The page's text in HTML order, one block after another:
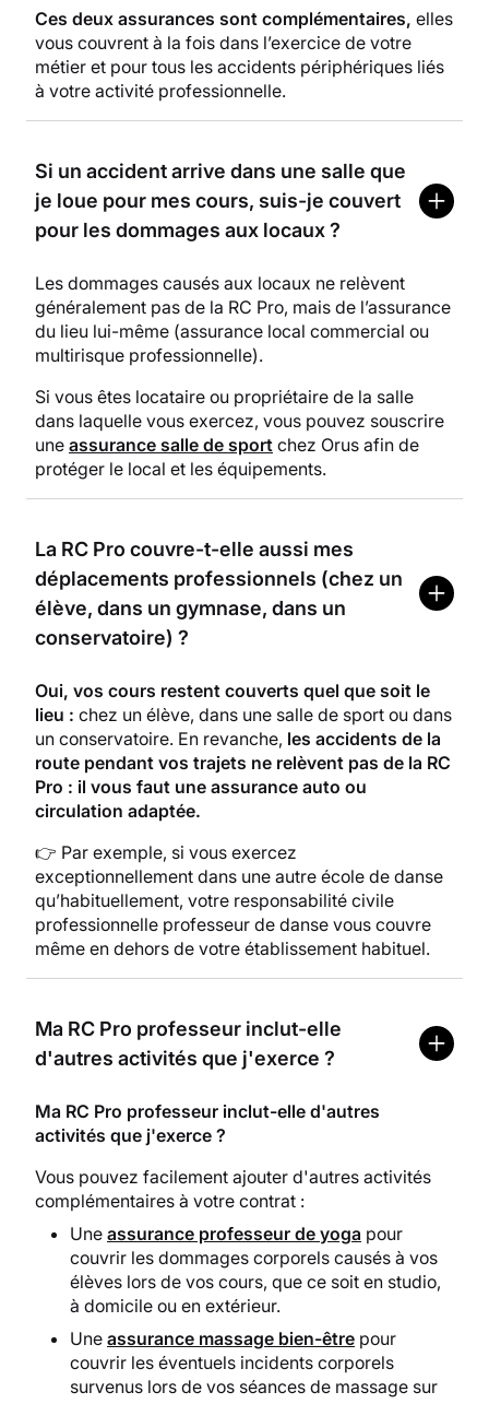
Ces deux assurances sont complémentaires, elles
vous couvrent à la fois dans l’exercice de votre
métier et pour tous les accidents périphériques liés
à votre activité professionnelle.
Si un accident arrive dans une salle que
je loue pour mes cours, suis-je couvert
pour les dommages aux locaux ?
Les dommages causés aux locaux ne relèvent
généralement pas de la RC Pro, mais de l’assurance
du lieu lui-même (assurance local commercial ou
multirisque professionnelle).
Si vous êtes locataire ou propriétaire de la salle
dans laquelle vous exercez, vous pouvez souscrire
une assurance salle de sport chez Orus afin de
protéger le local et les équipements.
La RC Pro couvre-t-elle aussi mes
déplacements professionnels (chez un
élève, dans un gymnase, dans un
conservatoire) ?
Oui, vos cours restent couverts quel que soit le
lieu : chez un élève, dans une salle de sport ou dans
un conservatoire. En revanche, les accidents de la
route pendant vos trajets ne relèvent pas de la RC
Pro : il vous faut une assurance auto ou
circulation adaptée.
👉 Par exemple, si vous exercez
exceptionnellement dans une autre école de danse
qu’habituellement, votre responsabilité civile
professionnelle professeur de danse vous couvre
même en dehors de votre établissement habituel.
Ma RC Pro professeur inclut-elle
d'autres activités que j'exerce ?
Ma RC Pro professeur inclut-elle d'autres
activités que j'exerce ?
Vous pouvez facilement ajouter d'autres activités
complémentaires à votre contrat :
Une assurance professeur de yoga pour
couvrir les dommages corporels causés à vos
élèves lors de vos cours, que ce soit en studio,
à domicile ou en extérieur.
Une assurance massage bien-être pour
couvrir les éventuels incidents corporels
survenus lors de vos séances de massage sur